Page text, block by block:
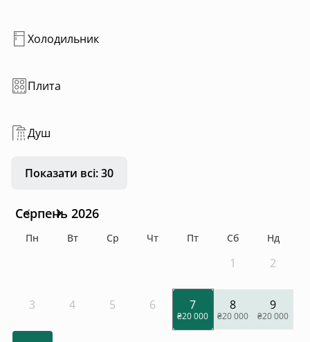
Холодильник
Плита
Душ
Показати всі: 30
Серпень 2026
Пн Вт Ср Чт Пт Сб Нд
1 2
3 4 5 6 7
₴20 000
8
₴20 000
9
₴20 000